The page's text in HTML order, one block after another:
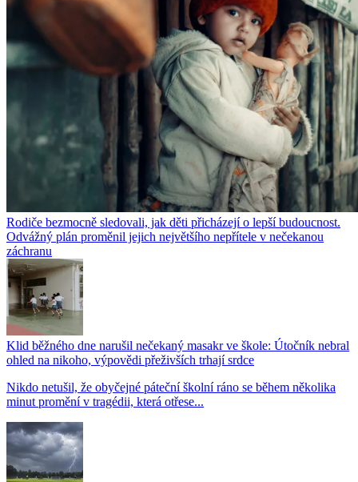
Rodiče bezmocně sledovali, jak děti přicházejí o lepší budoucnost.
Odvážný plán proměnil jejich největšího nepřítele v nečekanou
záchranu
Klid běžného dne narušil nečekaný masakr ve škole: Útočník nebral
ohled na nikoho, výpovědi přeživších trhají srdce
Nikdo netušil, že obyčejné páteční školní ráno se během několika
minut promění v tragédii, která otřese...